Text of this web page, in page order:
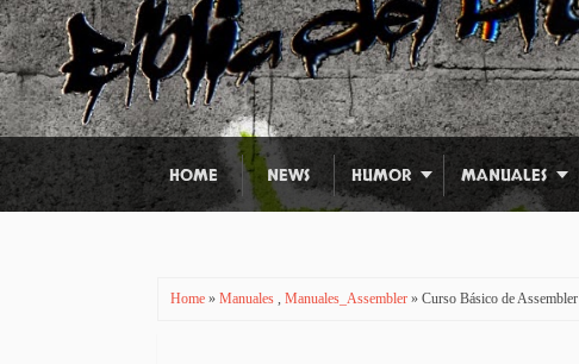
HOME NEWS HUMOR MANUALES
Home » Manuales , Manuales_Assembler » Curso Básico de Assembler